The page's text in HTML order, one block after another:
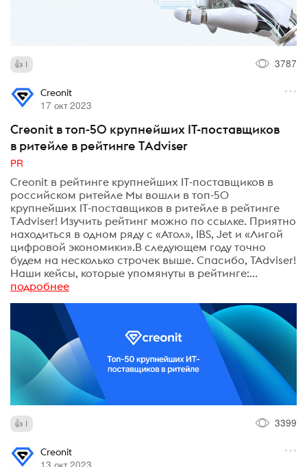
1 3787
Creonit
17 окт 2023
Creonit в топ-50 крупнейших IT-поставщиков
в ритейле в рейтинге TАdviser
PR
Creonit в рейтинге крупнейших IT-поставщиков в
российском ритейле Мы вошли в топ-50
крупнейших IT-поставщиков в ритейле в рейтинге
TАdviser! Изучить рейтинг можно по ссылке. Приятно
находиться в одном ряду с «Атол», IBS, Jet и «Лигой
цифровой экономики».В следующем году точно
будем на несколько строчек выше. Спасибо, TAdviser!
Наши кейсы, которые упомянуты в рейтинге:...
подробнее
1 3399
Creonit